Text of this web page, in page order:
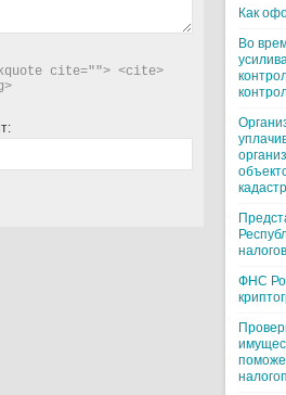
cite=""> <cite>
Как
Во
ФНС